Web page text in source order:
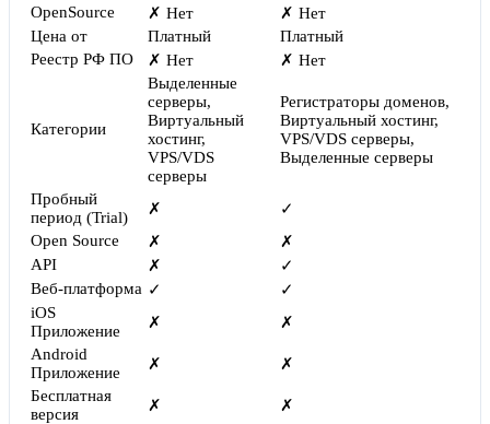
OpenSource
✗ Нет
✗ Нет
Цена от
Платный
Платный
Реестр РФ ПО
✗ Нет ✗ Нет
Категории
Выделенные
серверы,
Виртуальный
хостинг,
VPS/VDS
серверы
Регистраторы доменов,
Виртуальный хостинг,
VPS/VDS серверы,
Выделенные серверы
Пробный
период (Trial)
✗
✓
Open Source
✗
✗
API
✗
✓
Веб-платформа ✓
✓
iOS
Приложение
✗
✗
Android
Приложение
✗
✗
Бесплатная
версия
✗
✗